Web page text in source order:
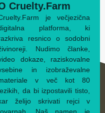
Cruelty.Farm
je večjezična
platforma, ki
resnico o sodobni
Nudimo članke,
dokaze, raziskovalne
in izobraževalne
v več kot 80
da bi izpostavili tisto,
želijo skrivati rejci v